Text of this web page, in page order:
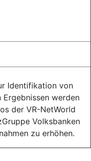
Identifikation von
Ergebnissen werden
der VR-NetWorld
Volksbanken
zu erhöhen.